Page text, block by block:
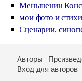
Меньшенин
мои фото и стихи
Сценарии,
Авторы
Вход для авторов